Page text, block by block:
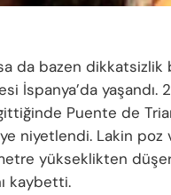
da bazen dikkatsizlik
İspanya’da yaşandı.
Puente de
niyetlendi. Lakin poz
yükseklikten
kaybetti.